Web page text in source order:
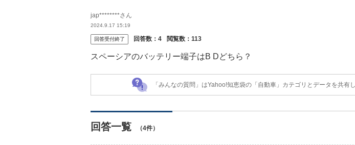
jap********さん
2024.9.17 15:19
回答受付終了 回答数： 4 閲覧数： 113
スペーシアのバッテリー端子はB Dどちら？
「みんなの質問」はYahoo!知恵袋の「自動車」カテゴリとデータを共有
回答一覧 （4件）